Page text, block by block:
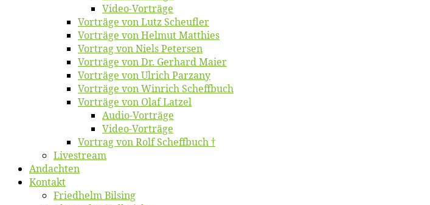
Vi­deo-Vor­trä­ge
Vor­trä­ge von Lutz Scheufler
Vor­trä­ge von Hel­mut Matthies
Vor­trag von Niels Petersen
Vor­trä­ge von Dr. Ger­hard Maier
Vor­trä­ge von Ul­rich Parzany
Vor­trä­ge von Win­rich Scheffbuch
Vor­trä­ge von Olaf Latzel
Au­dio-Vor­trä­ge
Vi­deo-Vor­trä­ge
Vor­trag von Rolf Scheffbuch †
Live­stream
An­dach­ten
Kon­takt
Fried­helm Bilsing